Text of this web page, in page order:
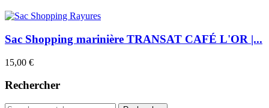
Sac Shopping marinière TRANSAT CAFÉ L'OR |...
15,00 €
Rechercher